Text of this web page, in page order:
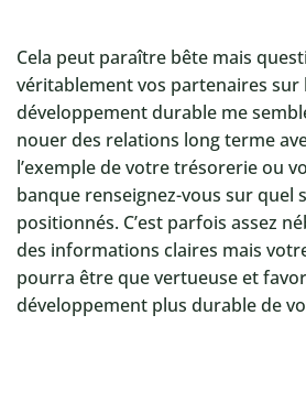
Cela peut paraître bête mais
véritablement vos partenaires
développement durable me
nouer des relations long terme
l’exemple de votre trésorerie ou
banque renseignez-vous sur quel
positionnés. C’est parfois assez
des informations claires mais
pourra être que vertueuse et
développement plus durable de